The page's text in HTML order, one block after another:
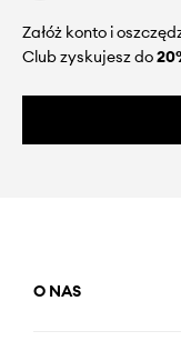
Załóż konto i
Club zyskujesz do
O NAS